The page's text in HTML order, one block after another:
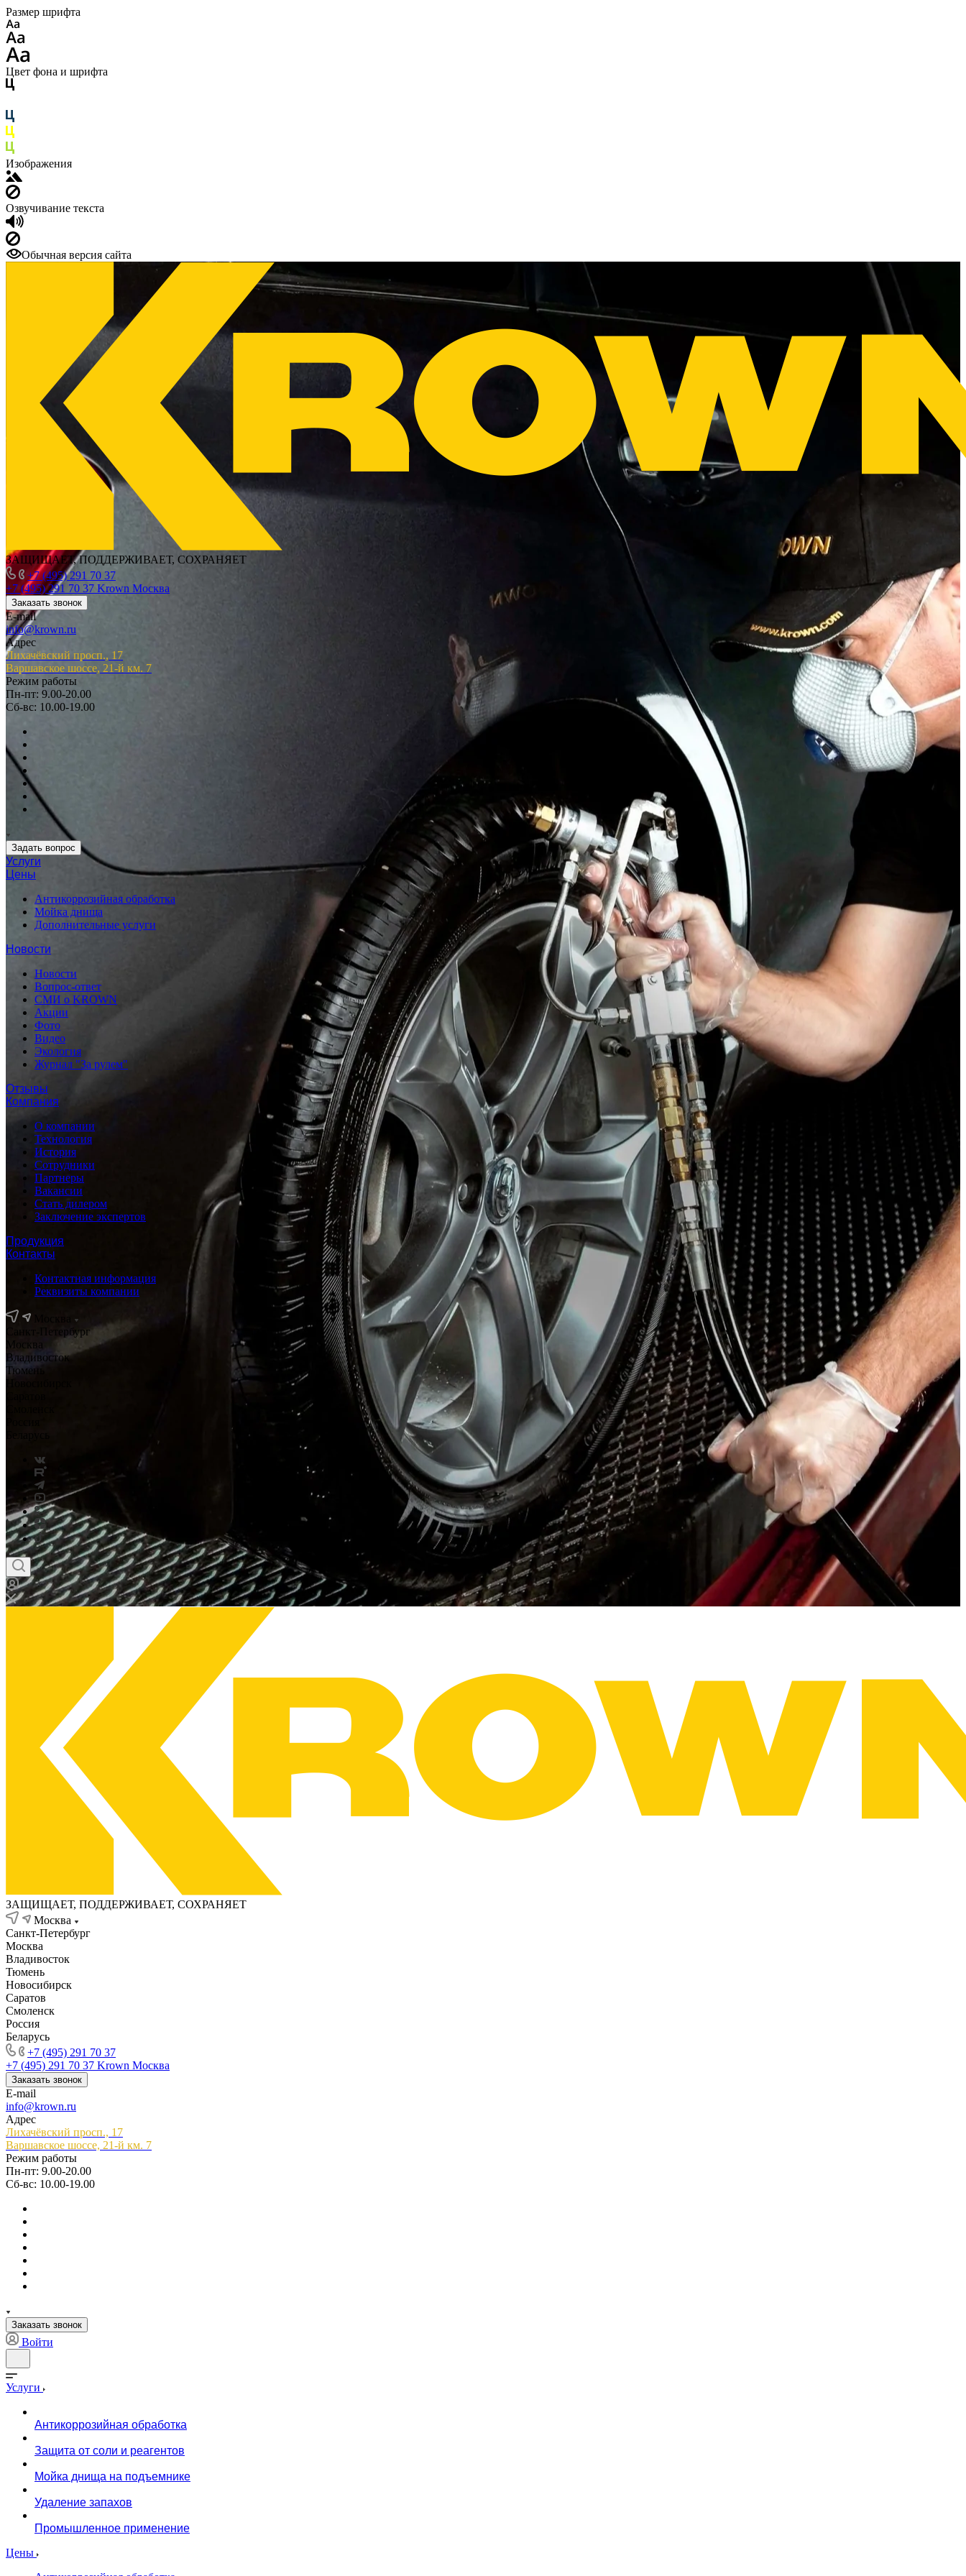
Размер шрифта
Цвет фона и шрифта
Изображения
Озвучивание текста
Обычная версия сайта
ЗАЩИЩАЕТ, ПОДДЕРЖИВАЕТ, СОХРАНЯЕТ
+7 (495) 291 70 37
+7 (495) 291 70 37 Krown Москва
Заказать звонок
E-mail
info@krown.ru
Адрес
Лихачёвский просп., 17
Варшавское шоссе, 21-й км. 7
Режим работы
Пн-пт: 9.00-20.00
Сб-вс: 10.00-19.00
Задать вопрос
Услуги
Цены
Антикоррозийная обработка
Мойка днища
Дополнительные услуги
Новости
Новости
Вопрос-ответ
СМИ о KROWN
Акции
Фото
Видео
Экология
Журнал "За рулем"
Отзывы
Компания
О компании
Технология
История
Сотрудники
Партнеры
Вакансии
Стать дилером
Заключение экспертов
Продукция
Контакты
Контактная информация
Реквизиты компании
Санкт-Петербург
Москва
Владивосток
Тюмень
ЗАЩИЩАЕТ, ПОДДЕРЖИВАЕТ, СОХРАНЯЕТ
Москва
Санкт-Петербург
Москва
Владивосток
Тюмень
Новосибирск
Саратов
Смоленск
Россия
Беларусь
+7 (495) 291 70 37
+7 (495) 291 70 37 Krown Москва
Заказать звонок
E-mail
info@krown.ru
Адрес
Лихачёвский просп., 17
Варшавское шоссе, 21-й км. 7
Режим работы
Пн-пт: 9.00-20.00
Сб-вс: 10.00-19.00
Заказать звонок
Войти
Услуги
Антикоррозийная обработка
Защита от соли и реагентов
Мойка днища на подъемнике
Удаление запахов
Промышленное применение
Цены